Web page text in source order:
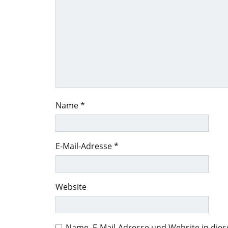
Name*
E-Mail-Adresse*
Website